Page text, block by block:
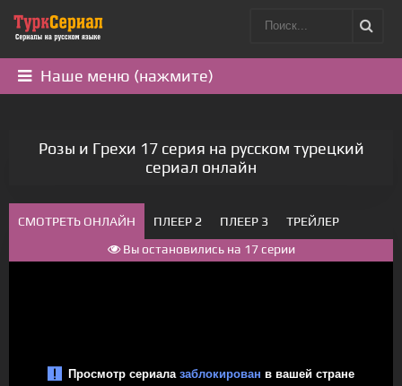
Наше меню (нажмите)
Розы и Грехи 17 серия на русском турецкий
сериал онлайн
СМОТРЕТЬ ОНЛАЙН ПЛЕЕР 2 ПЛЕЕР 3
ТРЕЙЛЕР
Вы остановились на 17 серии